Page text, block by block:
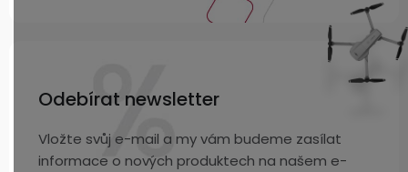
Odebírat newsletter
Vložte svůj e-mail a my vám budeme zasílat
informace o nových produktech na našem e-